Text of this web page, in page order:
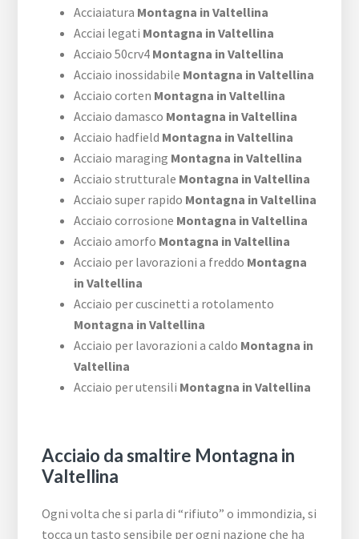
Acciaiatura Montagna in Valtellina
Acciai legati Montagna in Valtellina
Acciaio 50crv4 Montagna in Valtellina
Acciaio inossidabile Montagna in Valtellina
Acciaio corten Montagna in Valtellina
Acciaio damasco Montagna in Valtellina
Acciaio hadfield Montagna in Valtellina
Acciaio maraging Montagna in Valtellina
Acciaio strutturale Montagna in Valtellina
Acciaio super rapido Montagna in Valtellina
Acciaio corrosione Montagna in Valtellina
Acciaio amorfo Montagna in Valtellina
Acciaio per lavorazioni a freddo Montagna
in Valtellina
Acciaio per cuscinetti a rotolamento
Montagna in Valtellina
Acciaio per lavorazioni a caldo Montagna in
Valtellina
Acciaio per utensili Montagna in Valtellina
Acciaio da smaltire Montagna in
Valtellina
Ogni volta che si parla di “rifiuto” o immondizia, si
tocca un tasto sensibile per ogni nazione che ha